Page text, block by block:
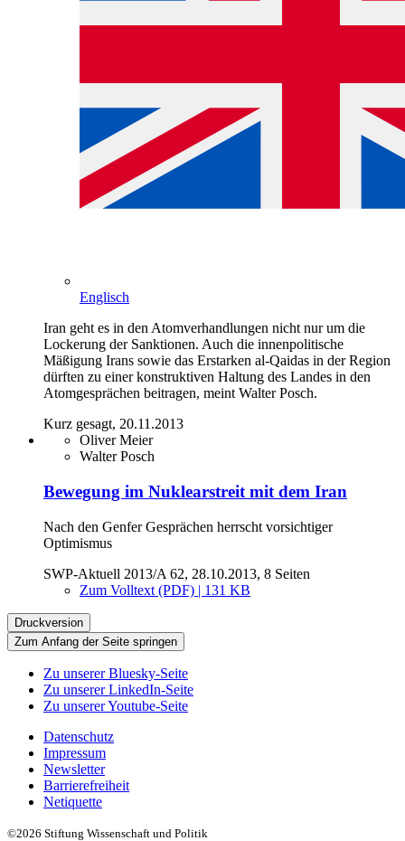
Englisch
Iran geht es in den Atomverhandlungen nicht nur um die
Lockerung der Sanktionen. Auch die innenpolitische
Mäßigung Irans sowie das Erstarken al-Qaidas in der Region
dürften zu einer konstruktiven Haltung des Landes in den
Atomgesprächen beitragen, meint Walter Posch.
Kurz gesagt, 20.11.2013
Oliver Meier
Walter Posch
Bewegung im Nuklearstreit mit dem Iran
Nach den Genfer Gesprächen herrscht vorsichtiger
Optimismus
SWP-Aktuell 2013/A 62, 28.10.2013, 8 Seiten
Zum Volltext (PDF) | 131 KB
Druckversion
Zum Anfang der Seite springen
Zu unserer Bluesky-Seite
Zu unserer LinkedIn-Seite
Zu unserer Youtube-Seite
Datenschutz
Impressum
Newsletter
Barrierefreiheit
Netiquette
©2026 Stiftung Wissenschaft und Politik